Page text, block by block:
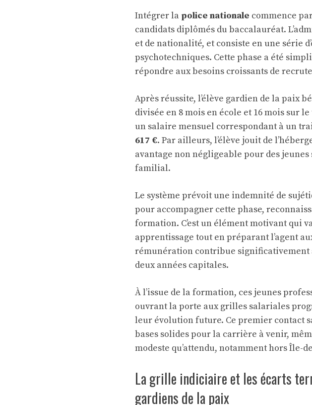
Intégrer la police nationale commence
candidats diplômés du baccalauréat.
et de nationalité, et consiste en une série
psychotechniques. Cette phase a été
répondre aux besoins croissants de
Après réussite, l’élève gardien de la paix
divisée en 8 mois en école et 16 mois sur
un salaire mensuel correspondant à un
617 €. Par ailleurs, l’élève jouit de
avantage non négligeable pour des
familial.
Le système prévoit une indemnité de
pour accompagner cette phase,
formation. C’est un élément motivant qui
apprentissage tout en préparant l’agent
rémunération contribue
deux années capitales.
À l’issue de la formation, ces jeunes
ouvrant la porte aux grilles salariales
leur évolution future. Ce premier contact
bases solides pour la carrière à venir,
modeste qu’attendu, notamment hors Île-
La grille indiciaire et les écarts
gardiens de la paix